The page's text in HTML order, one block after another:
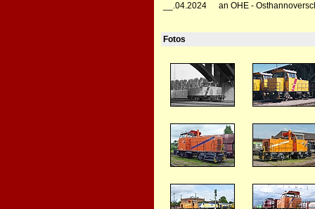
__.04.2024
an OHE -
Fotos